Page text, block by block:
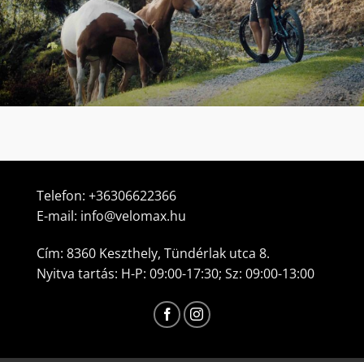
Telefon: +36306622366
E-mail: info@velomax.hu
Cím: 8360 Keszthely, Tündérlak utca 8.
Nyitva tartás: H-P: 09:00-17:30; Sz: 09:00-13:00